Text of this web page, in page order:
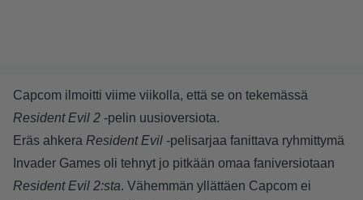
Capcom ilmoitti viime viikolla, että se on tekemässä
Resident Evil 2 -pelin uusioversiota.
Eräs ahkera Resident Evil -pelisarjaa fanittava ryhmittymä
Invader Games oli tehnyt jo pitkään omaa faniversiotaan
Resident Evil 2:sta. Vähemmän yllättäen Capcom ei